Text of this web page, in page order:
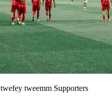
twefey tweemm Supporters